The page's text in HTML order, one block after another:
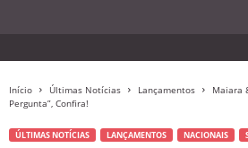
Início Últimas Notícias Lançamentos
Maiara
Pergunta”, Confira!
ÚLTIMAS NOTÍCIAS LANÇAMENTOS NACIONAIS